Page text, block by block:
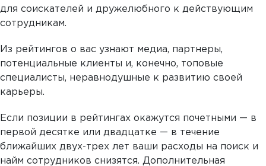
для соискателей и дружелюбного к действующим
сотрудникам.
Из рейтингов о вас узнают медиа, партнеры,
потенциальные клиенты и, конечно, топовые
специалисты, неравнодушные к развитию своей
карьеры.
Если позиции в рейтингах окажутся почетными — в
первой десятке или двадцатке — в течение
ближайших двух-трех лет ваши расходы на поиск и
найм сотрудников снизятся. Дополнительная